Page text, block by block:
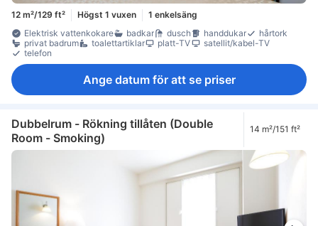
12 m²/129 ft² Högst 1 vuxen
1 enkelsäng
Elektrisk vattenkokare
badkar dusch handdukar
hårtork
privat badrum
toalettartiklar platt-TV
satellit/kabel-TV
telefon
Ange datum för att se priser
Dubbelrum - Rökning tillåten (Double
Room - Smoking)
14 m²/151 ft²